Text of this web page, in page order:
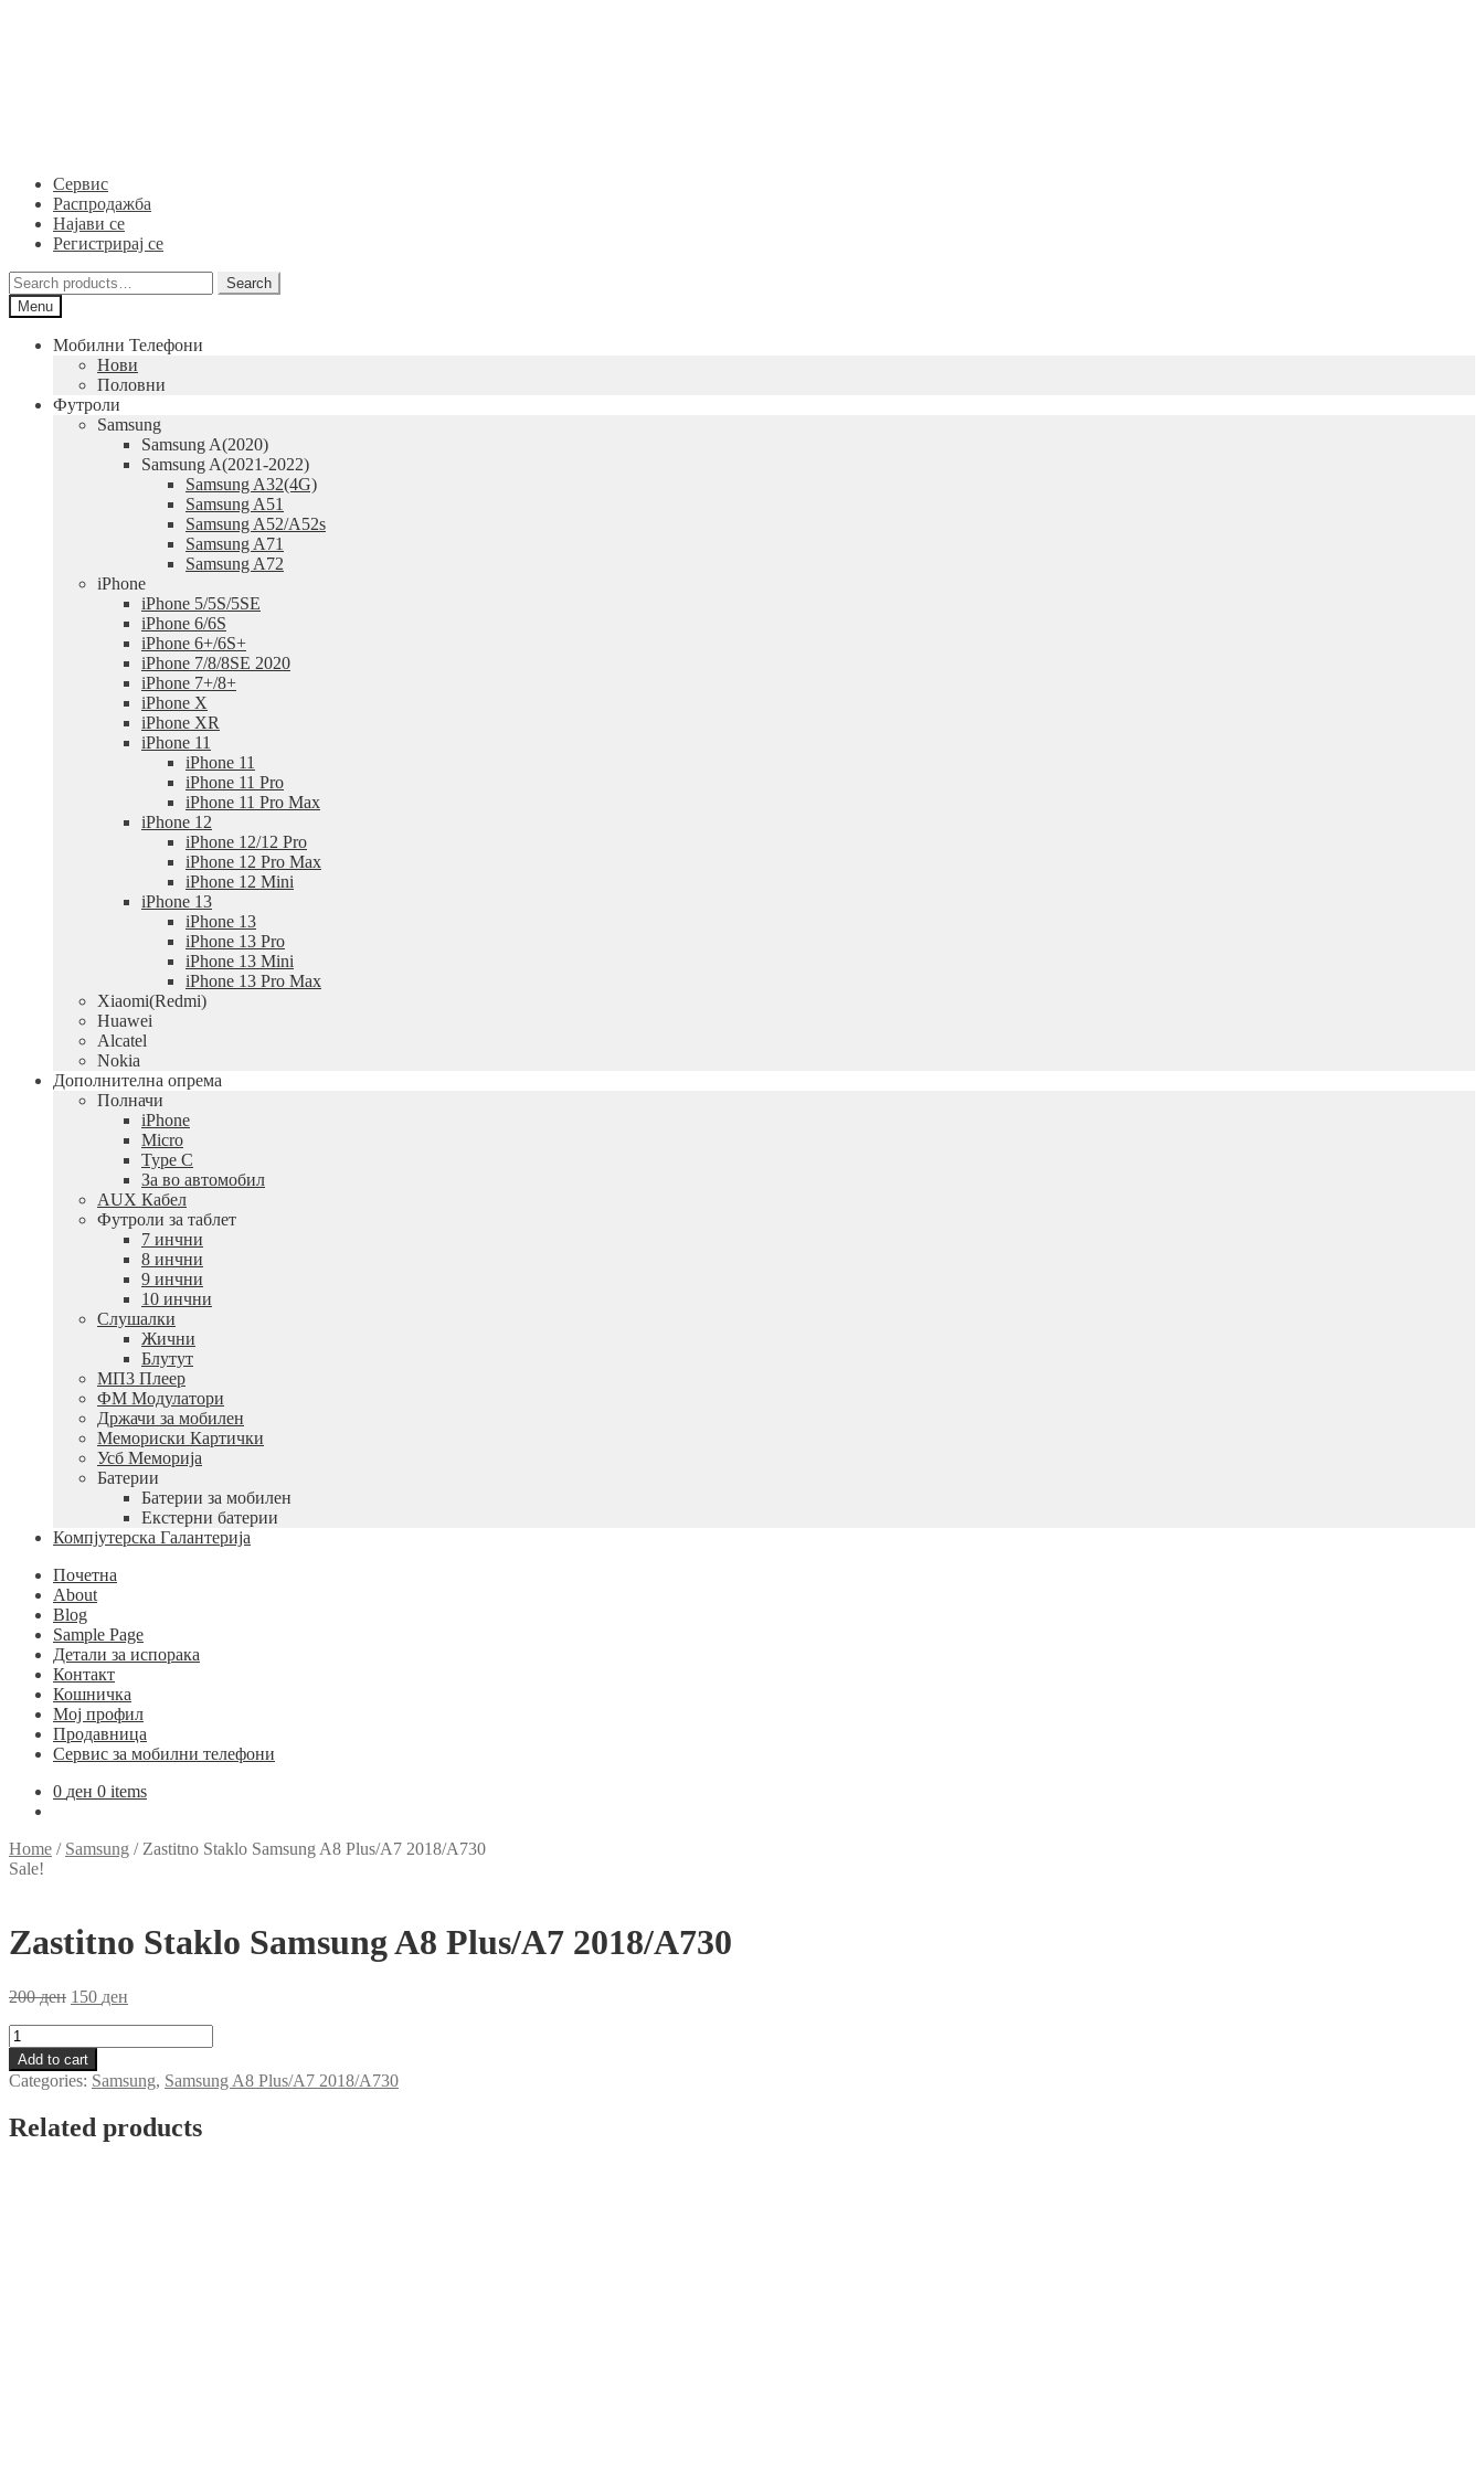
Сервис
Распродажба
Најави се
Регистрирај се
Search
for:
Search
Menu
Мобилни Телефони
Нови
Половни
Футроли
Samsung
Samsung A(2020)
Samsung A(2021-2022)
Samsung A32(4G)
Samsung A51
Samsung A52/A52s
Samsung A71
Samsung A72
iPhone
iPhone 5/5S/5SE
iPhone 6/6S
iPhone 6+/6S+
iPhone 7/8/8SE 2020
iPhone 7+/8+
iPhone X
iPhone XR
iPhone 11
iPhone 11
iPhone 11 Pro
iPhone 11 Pro Max
iPhone 12
iPhone 12/12 Pro
iPhone 12 Pro Max
iPhone 12 Mini
iPhone 13
iPhone 13
iPhone 13 Pro
iPhone 13 Mini
iPhone 13 Pro Max
Xiaomi(Redmi)
Huawei
Alcatel
Nokia
Дополнителна опрема
Полначи
iPhone
Micro
Type C
За во автомобил
AUX Кабел
Футроли за таблет
7 инчни
8 инчни
9 инчни
10 инчни
Слушалки
Жични
Блутут
МП3 Плеер
ФМ Модулатори
Држачи за мобилен
Мемориски Картички
Усб Меморија
Батерии
Батерии за мобилен
Екстерни батерии
Компјутерска Галантерија
Почетна
About
Blog
Sample Page
Детали за испорака
Контакт
Кошничка
Мој профил
Продавница
Сервис за мобилни телефони
0 ден 0 items
Home / Samsung / Zastitno Staklo Samsung A8 Plus/A7 2018/A730
Sale!
Zastitno Staklo Samsung A8 Plus/A7 2018/A730
200ден 150 ден
Zastitno
Staklo
Samsung
A8
2018/A730
Add to cart
Categories: Samsung, Samsung A8 Plus/A7 2018/A730
Related products